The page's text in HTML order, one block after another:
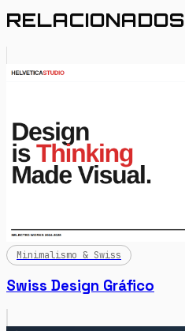
RELACIONADOS
Minimalismo & Swiss
Swiss Design Gráfico